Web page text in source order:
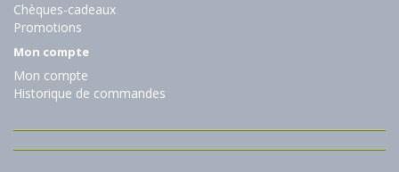
Chèques-cadeaux
Promotions
Mon compte
Mon compte
Historique de commandes